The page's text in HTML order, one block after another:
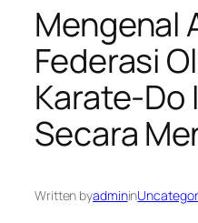
Mengenal
Federasi
Karate-Do
Secara
Written byadminin